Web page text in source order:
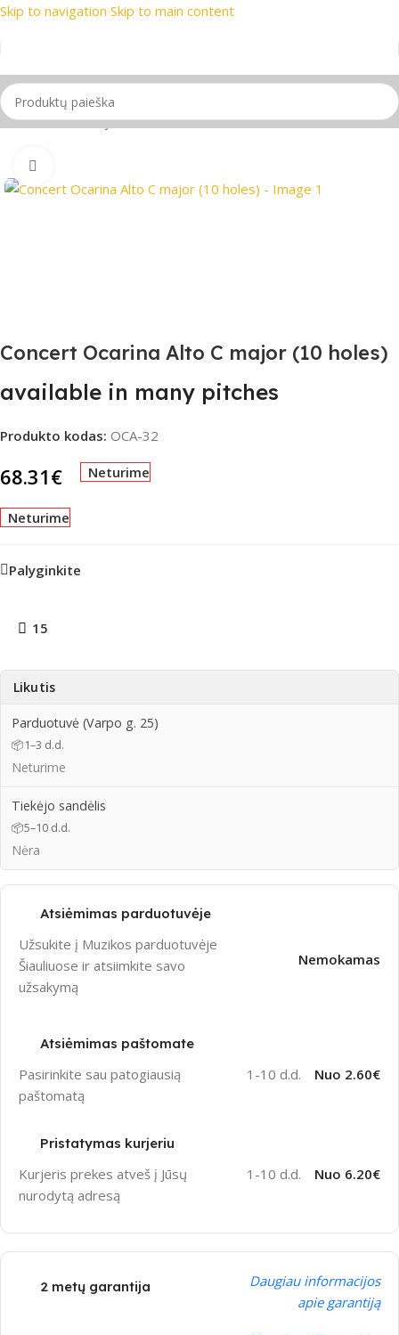
Skip to navigation Skip to main content
📦 Nemokamas
Pradžia/Pučiamieji instrumentai
Concert Ocarina Alto C major (10 holes)
available in many pitches
Produkto kodas: OCA-32
68.31€ Neturime
Neturime
Palyginkite
15
Likutis
Parduotuvė (Varpo g. 25)
📦1–3 d.d.
Neturime
Tiekėjo sandėlis
📦5–10 d.d.
Nėra
Atsiėmimas parduotuvėje
Užsukite į Muzikos parduotuvėje
Šiauliuose ir atsiimkite savo
užsakymą
Nemokamas
Atsiėmimas paštomate
Pasirinkite sau patogiausią
paštomatą
1-10 d.d. Nuo 2.60€
Pristatymas kurjeriu
Kurjeris prekes atveš į Jūsų
nurodytą adresą
1-10 d.d. Nuo 6.20€
2 metų garantija
Daugiau informacijos
apie garantiją